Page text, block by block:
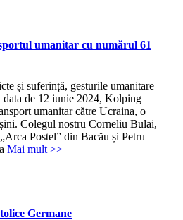
umanitar cu numărul 61
și suferință, gesturile umanitare
data de 12 iunie 2024, Kolping
umanitar către Ucraina, o
Colegul nostru Corneliu Bulai,
Postel” din Bacău și Petru
Mai mult >>
Germane